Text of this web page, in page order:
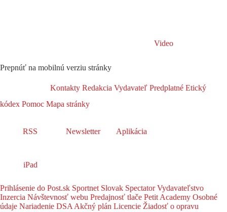
Video
Prepnúť na mobilnú verziu stránky
Kontakty Redakcia Vydavateľ Predplatné Etický
kódex Pomoc Mapa stránky
RSS Newsletter Aplikácia
iPad
Prihlásenie do Post.sk Sportnet Slovak SpectatorVydavateľstvo
Inzercia Návštevnosť webu Predajnosť tlače Petit Academy Osobné
údaje Nariadenie DSA Akčný plán Licencie Žiadosť o opravu